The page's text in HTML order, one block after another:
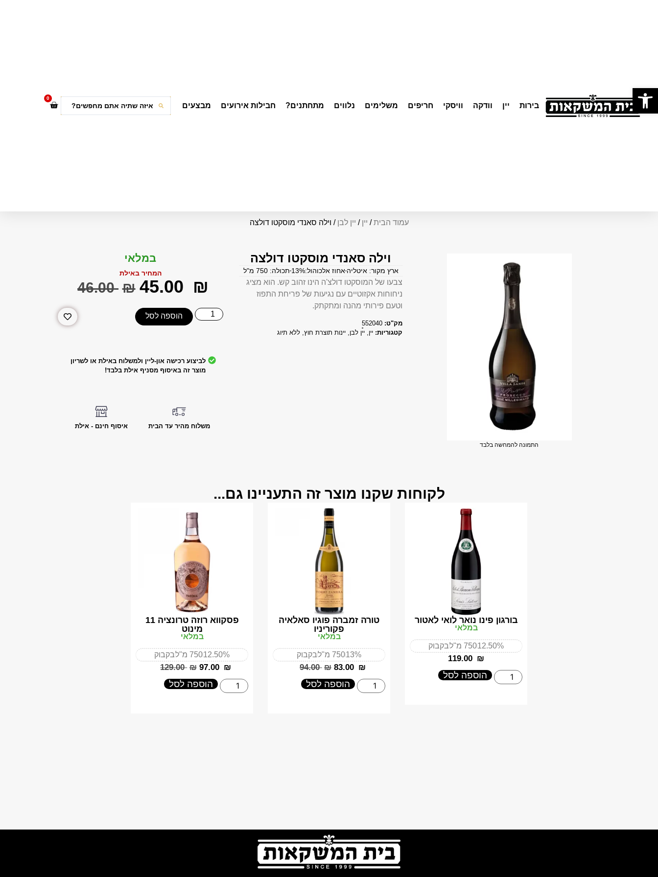
בירות יין וודקה וויסקי חריפים משלימים נלווים מתחתנים? חבילות אירועים מבצעים
0
עמוד הבית/ יין / יין לבן / וילה סאנדי מוסקטו דולצה
התמונה להמחשה בלבד
וילה סאנדי מוסקטו דולצה
ארץ מקור: איטליהאחוז אלכוהול:13% תכולה: 750 מ"ל
צבעו של המוסקטו דולצ'ה הינו זהוב קש. הוא מציג
ניחוחות אקזוטיים עם נגיעות של פריחת התפוז
וטעם פירותי מהנה ומתקתק.
מק"ט:552040
קטגוריות: יין,יין לבן,יינות תוצרת חוץ,ללא תיוג
במלאי
המחיר באילת
‎46.00 ₪ ‎45.00 ₪
הוספה לסל
לביצוע רכישה און-ליין ולמשלוח באילת או לשריון
מוצר זה באיסוף מסניף אילת בלבד!
משלוח מהיר עד הבית איסוף חינם - אילת
לקוחות שקנו מוצר זה התעניינו גם...
בורגון פינו נואר לואי לאטור
במלאי
12.50%750 מ"ל בקבוק
‎119.00 ₪
הוספה לסל
טורה זמברה פוגיו סאלאיה
פקוריניו
במלאי
13%750 מ"ל בקבוק
‎94.00 ₪ ‎83.00 ₪
הוספה לסל
פסקווא רוזה טרונציה 11
מינוט
במלאי
12.50%750 מ"ל בקבוק
‎129.00 ₪ ‎97.00 ₪
הוספה לסל
פתח סרגל נגישות